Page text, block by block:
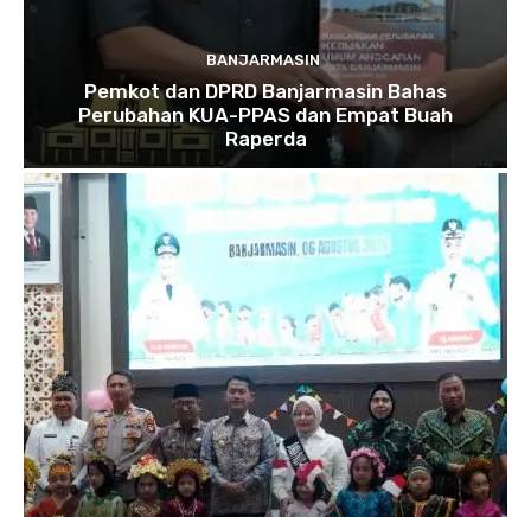
BANJARMASIN
Pemkot dan DPRD Banjarmasin Bahas
Perubahan KUA-PPAS dan Empat Buah
Raperda